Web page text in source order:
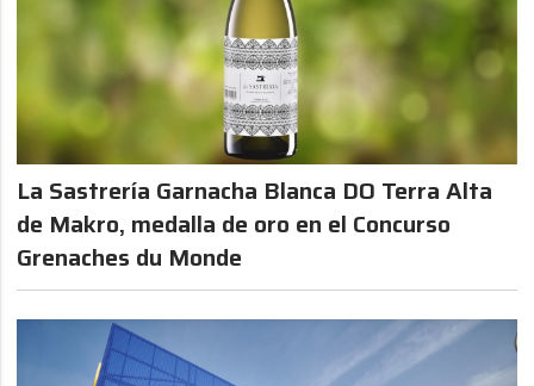
La Sastrería Garnacha Blanca DO Terra Alta
de Makro, medalla de oro en el Concurso
Grenaches du Monde